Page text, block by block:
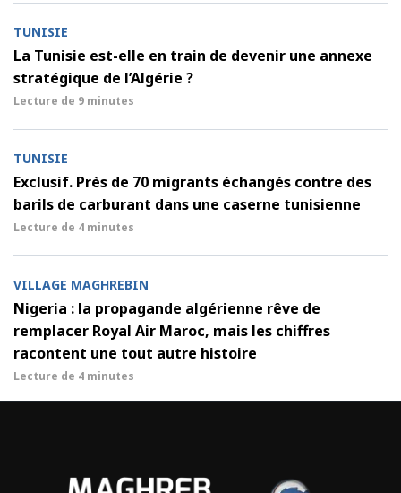
TUNISIE
La Tunisie est-elle en train de devenir une annexe
stratégique de l’Algérie ?
Lecture de 9 minutes
TUNISIE
Exclusif. Près de 70 migrants échangés contre des
barils de carburant dans une caserne tunisienne
Lecture de 4 minutes
VILLAGE MAGHREBIN
Nigeria : la propagande algérienne rêve de
remplacer Royal Air Maroc, mais les chiffres
racontent une tout autre histoire
Lecture de 4 minutes